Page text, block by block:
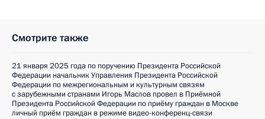
Смотрите также
21 января 2025 года по поручению Президента Российской
Федерации начальник Управления Президента Российской
Федерации по межрегиональным и культурным связям
с зарубежными странами Игорь Маслов провел в Приёмной
Президента Российской Федерации по приёму граждан в Москве
личный приём граждан в режиме видео-конференц-связи